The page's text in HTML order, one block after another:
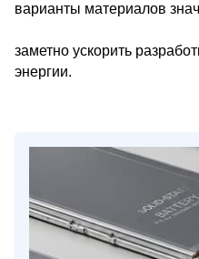
варианты материалов
заметно ускорить
энергии.